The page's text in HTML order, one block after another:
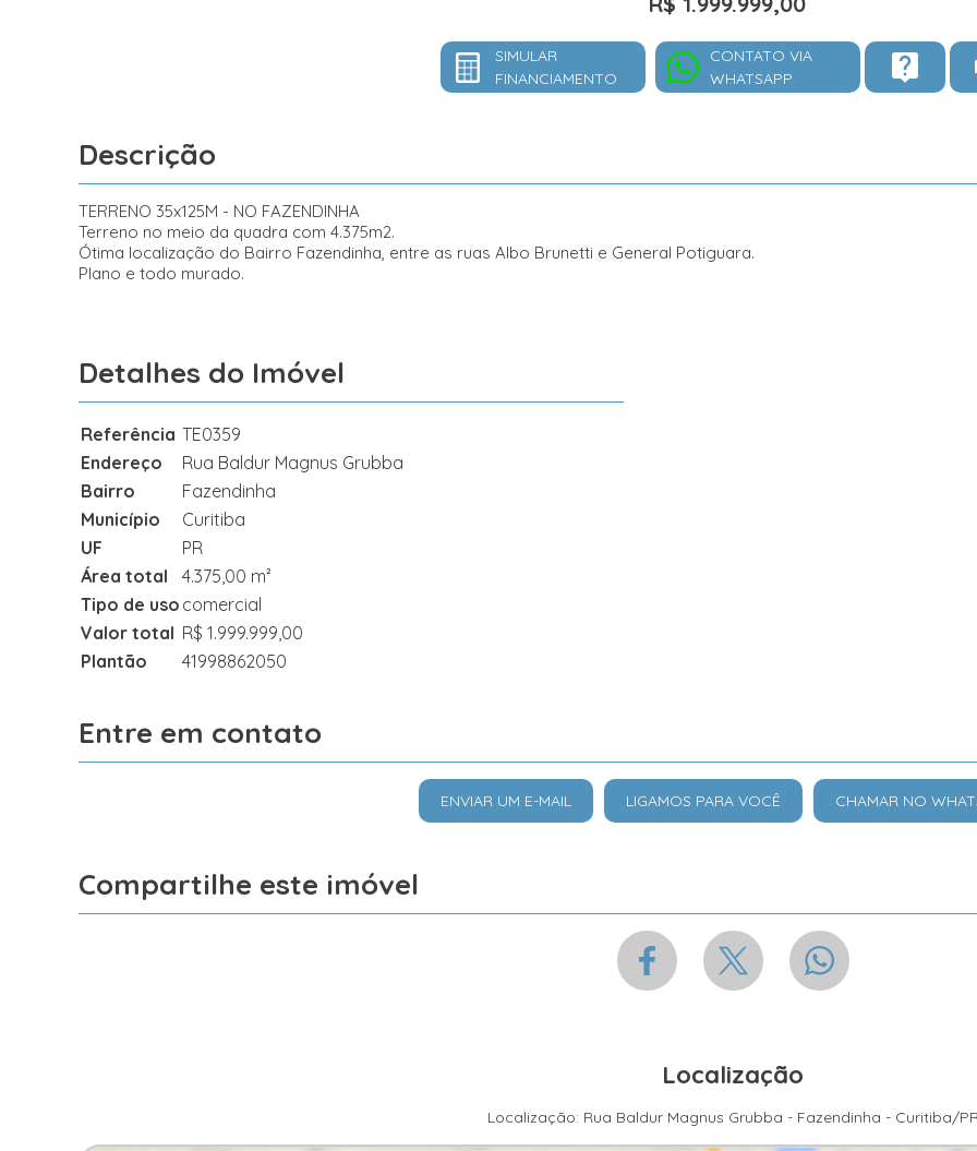
SIMULAR
FINANCIAMENTO
CONTATO VIA
WHATSAPP
Descrição
TERRENO 35x125M - NO FAZENDINHA
Terreno no meio da quadra com 4.375m2.
Ótima localização do Bairro Fazendinha, entre as ruas Albo Brunetti e General Potiguara.
Plano e todo murado.
Detalhes do Imóvel
Referência TE0359
Endereço
Rua Baldur Magnus Grubba
Bairro
Fazendinha
Município
Curitiba
UF
PR
Área total
4.375,00 m²
Tipo de uso comercial
Valor total R$ 1.999.999,00
Plantão
41998862050
Entre em contato
ENVIAR UM E-MAIL LIGAMOS PARA VOCÊ CHAMAR NO
Compartilhe este imóvel
Localização
Localização: Rua Baldur Magnus Grubba - Fazendinha - Curitiba/